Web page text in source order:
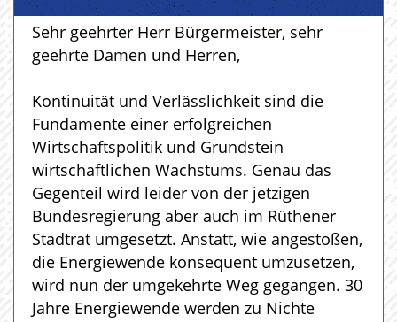
Sehr geehrter Herr Bürgermeister, sehr
geehrte Damen und Herren,
Kontinuität und Verlässlichkeit sind die
Fundamente einer erfolgreichen
Wirtschaftspolitik und Grundstein
wirtschaftlichen Wachstums. Genau das
Gegenteil wird leider von der jetzigen
Bundesregierung aber auch im Rüthener
Stadtrat umgesetzt. Anstatt, wie angestoßen,
die Energiewende konsequent umzusetzen,
wird nun der umgekehrte Weg gegangen. 30
Jahre Energiewende werden zu Nichte